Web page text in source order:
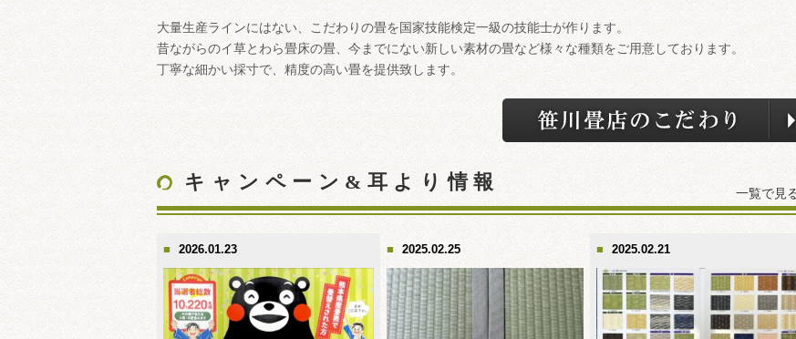
大量生産ラインにはない、こだわりの畳を国家技能検定一級の技能士が作ります。
昔ながらのイ草とわら畳床の畳、今までにない新しい素材の畳など様々な種類をご用意しております。
丁寧な細かい採寸で、精度の高い畳を提供致します。
キャンペーン&耳より情報
一覧で見
2026.01.23 2025.02.25 2025.02.21